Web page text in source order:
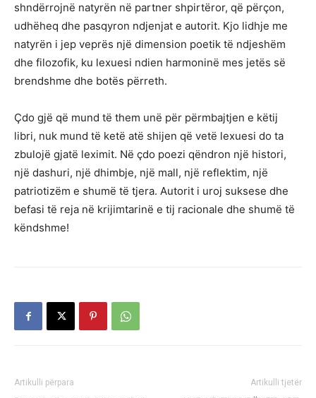
shndërrojnë natyrën në partner shpirtëror, që përçon,
udhëheq dhe pasqyron ndjenjat e autorit. Kjo lidhje me
natyrën i jep veprës një dimension poetik të ndjeshëm
dhe filozofik, ku lexuesi ndien harmoninë mes jetës së
brendshme dhe botës përreth.
Çdo gjë që mund të them unë për përmbajtjen e këtij
libri, nuk mund të ketë atë shijen që vetë lexuesi do ta
zbulojë gjatë leximit. Në çdo poezi qëndron një histori,
një dashuri, një dhimbje, një mall, një reflektim, një
patriotizëm e shumë të tjera. Autorit i uroj suksese dhe
befasi të reja në krijimtarinë e tij racionale dhe shumë të
këndshme!
Artikulli përpara Artikulli tjetër